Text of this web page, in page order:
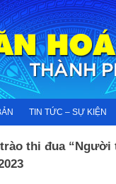
TIN TỨC – SỰ KIỆN
thi đua “Người